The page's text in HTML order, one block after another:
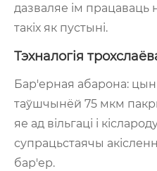
дазваляе ім працаваць
такіх як пустыні.
Тэхналогія
Бар'ерная абарона:
таўшчынёй 75 мкм
яе ад вільгаці і
супрацьстаячы
бар'ер.